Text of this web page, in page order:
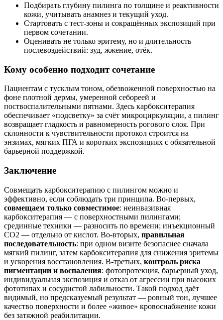
Подбирать глубину пилинга по толщине и реактивности
кожи, учитывать анамнез и текущий уход.
Стартовать с тест‑зоны и сокращённых экспозиций при
первом сочетании.
Оценивать не только эритему, но и длительность
послевоздействий: зуд, жжение, отёк.
Кому особенно подходит сочетание
Пациентам с тусклым тоном, обезвоженной поверхностью на
фоне плотной дермы, умеренной себореей и
поствоспалительными пятнами. Здесь карбокситерапия
обеспечивает «подсветку» за счёт микроциркуляции, а пилинг
возвращает гладкость и равномерность рогового слоя. При
склонности к чувствительности протокол строится на
энзимах, мягких ПГА и коротких экспозициях с обязательной
барьерной поддержкой.
Заключение
Совмещать карбокситерапию с пилингом можно и
эффективно, если соблюдать три принципа. Во‑первых,
совмещаем только совместимое: неинвазивная
карбокситерапия — с поверхностными пилингами;
срединные техники — разносить по времени; инъекционный
CO2 — отдельно от кислот. Во‑вторых, правильная
последовательность: при одном визите безопаснее сначала
мягкий пилинг, затем карбокситерапия для снижения эритемы
и ускорения восстановления. В‑третьих, контроль риска
пигментации и воспаления: фотопротекция, барьерный уход,
индивидуальная экспозиция и отказ от агрессии при высоких
фототипах и сосудистой лабильности. Такой подход даёт
видимый, но предсказуемый результат — ровный тон, лучшее
качество поверхности и более «живое» кровоснабжение кожи
без затяжной реабилитации.